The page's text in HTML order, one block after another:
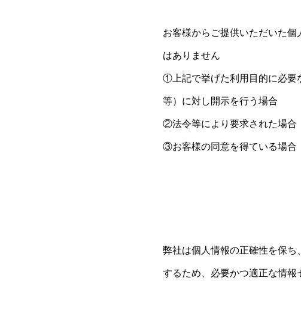
お客様からご提供いただいた
はありません
①上記で挙げた利用目的に必要
等）に対し開示を行う場合
②法令等により要求された場合
③お客様の同意を得ている場合
弊社は個人情報の正確性を保
するため、必要かつ適正な情